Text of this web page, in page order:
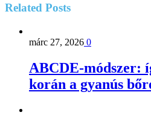
Related Posts
márc 27, 2026 0
ABCDE‑módszer:
korán a gyanús